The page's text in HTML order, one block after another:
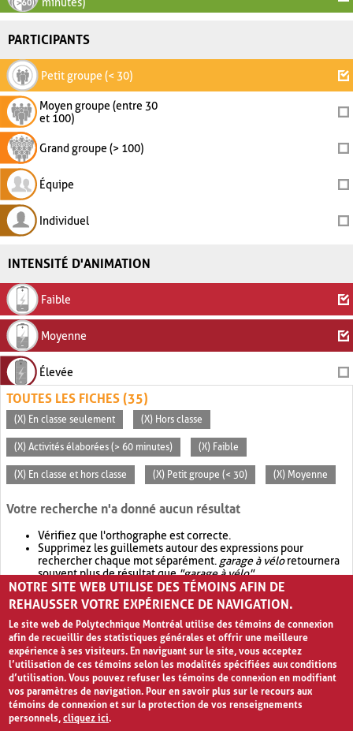
PARTICIPANTS
Petit groupe (< 30)
Moyen groupe (entre 30
et 100)
Grand groupe (> 100)
Équipe
Individuel
INTENSITÉ D'ANIMATION
Faible
Moyenne
Élevée
TOUTES LES FICHES (35)
(X) En classe seulement (X) Hors classe
(X) Activités élaborées (> 60 minutes) (X) Faible
(X) En classe et hors classe (X) Petit groupe (< 30) (X) Moyenne
Votre recherche n'a donné aucun résultat
Vérifiez que l'orthographe est correcte.
Supprimez les guillemets autour des expressions pour
rechercher chaque mot séparément. garage à véloretournera
souvent plus de résultat que"garage à vélo".
Envisagez d'élargir votre recherche avec OR.garage OR vélo
retournera souvent plus de résultat quegarage à vélo
NOTRE SITE WEB UTILISE DES TÉMOINS AFIN DE
REHAUSSER VOTRE EXPÉRIENCE DE NAVIGATION.
Le site web de Polytechnique Montréal utilise des témoins de connexion
afin de recueillir des statistiques générales et offrir une meilleure
expérience à ses visiteurs. En naviguant sur le site, vous acceptez
l’utilisation de ces témoins selon les modalités spécifiées aux conditions
d’utilisation. Vous pouvez refuser les témoins de connexion en modifiant
vos paramètres de navigation. Pour en savoir plus sur le recours aux
témoins de connexion et sur la protection de vos renseignements
personnels,cliquez ici.